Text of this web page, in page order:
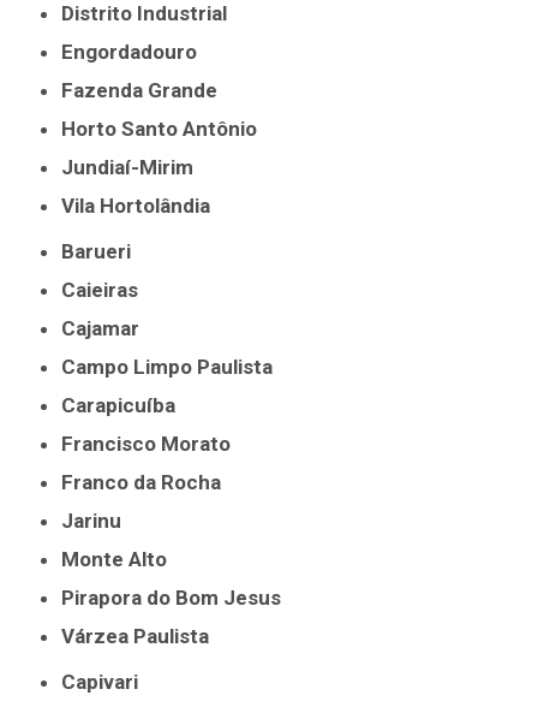
Distrito Industrial
Engordadouro
Fazenda Grande
Horto Santo Antônio
Jundiaí-Mirim
Vila Hortolândia
Barueri
Caieiras
Cajamar
Campo Limpo Paulista
Carapicuíba
Francisco Morato
Franco da Rocha
Jarinu
Monte Alto
Pirapora do Bom Jesus
Várzea Paulista
Capivari